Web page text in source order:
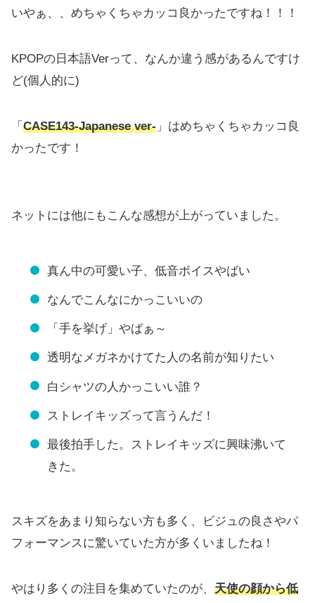
いやぁ、、めちゃくちゃカッコ良かったですね！！！
KPOPの日本語Verって、なんか違う感があるんですけ
ど(個人的に)
「 CASE143-Japanese ver- 」はめちゃくちゃカッコ良
かったです！
ネットには他にもこんな感想が上がっていました。
真ん中の可愛い子、低音ボイスやばい
なんでこんなにかっこいいの
「手を挙げ」やばぁ～
透明なメガネかけてた人の名前が知りたい
白シャツの人かっこいい誰？
ストレイキッズって言うんだ！
最後拍手した。ストレイキッズに興味沸いて
きた。
スキズをあまり知らない方も多く、ビジュの良さやパ
フォーマンスに驚いていた方が多くいましたね！
やはり多くの注目を集めていたのが、 天使の顔から低